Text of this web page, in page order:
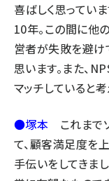
喜ばしく思ってい
10年。この間に他
営者が失敗を避け
思います。また、
マッチしていると考
●塚本 これまで
て、顧客満足度を
手伝いをしてきま